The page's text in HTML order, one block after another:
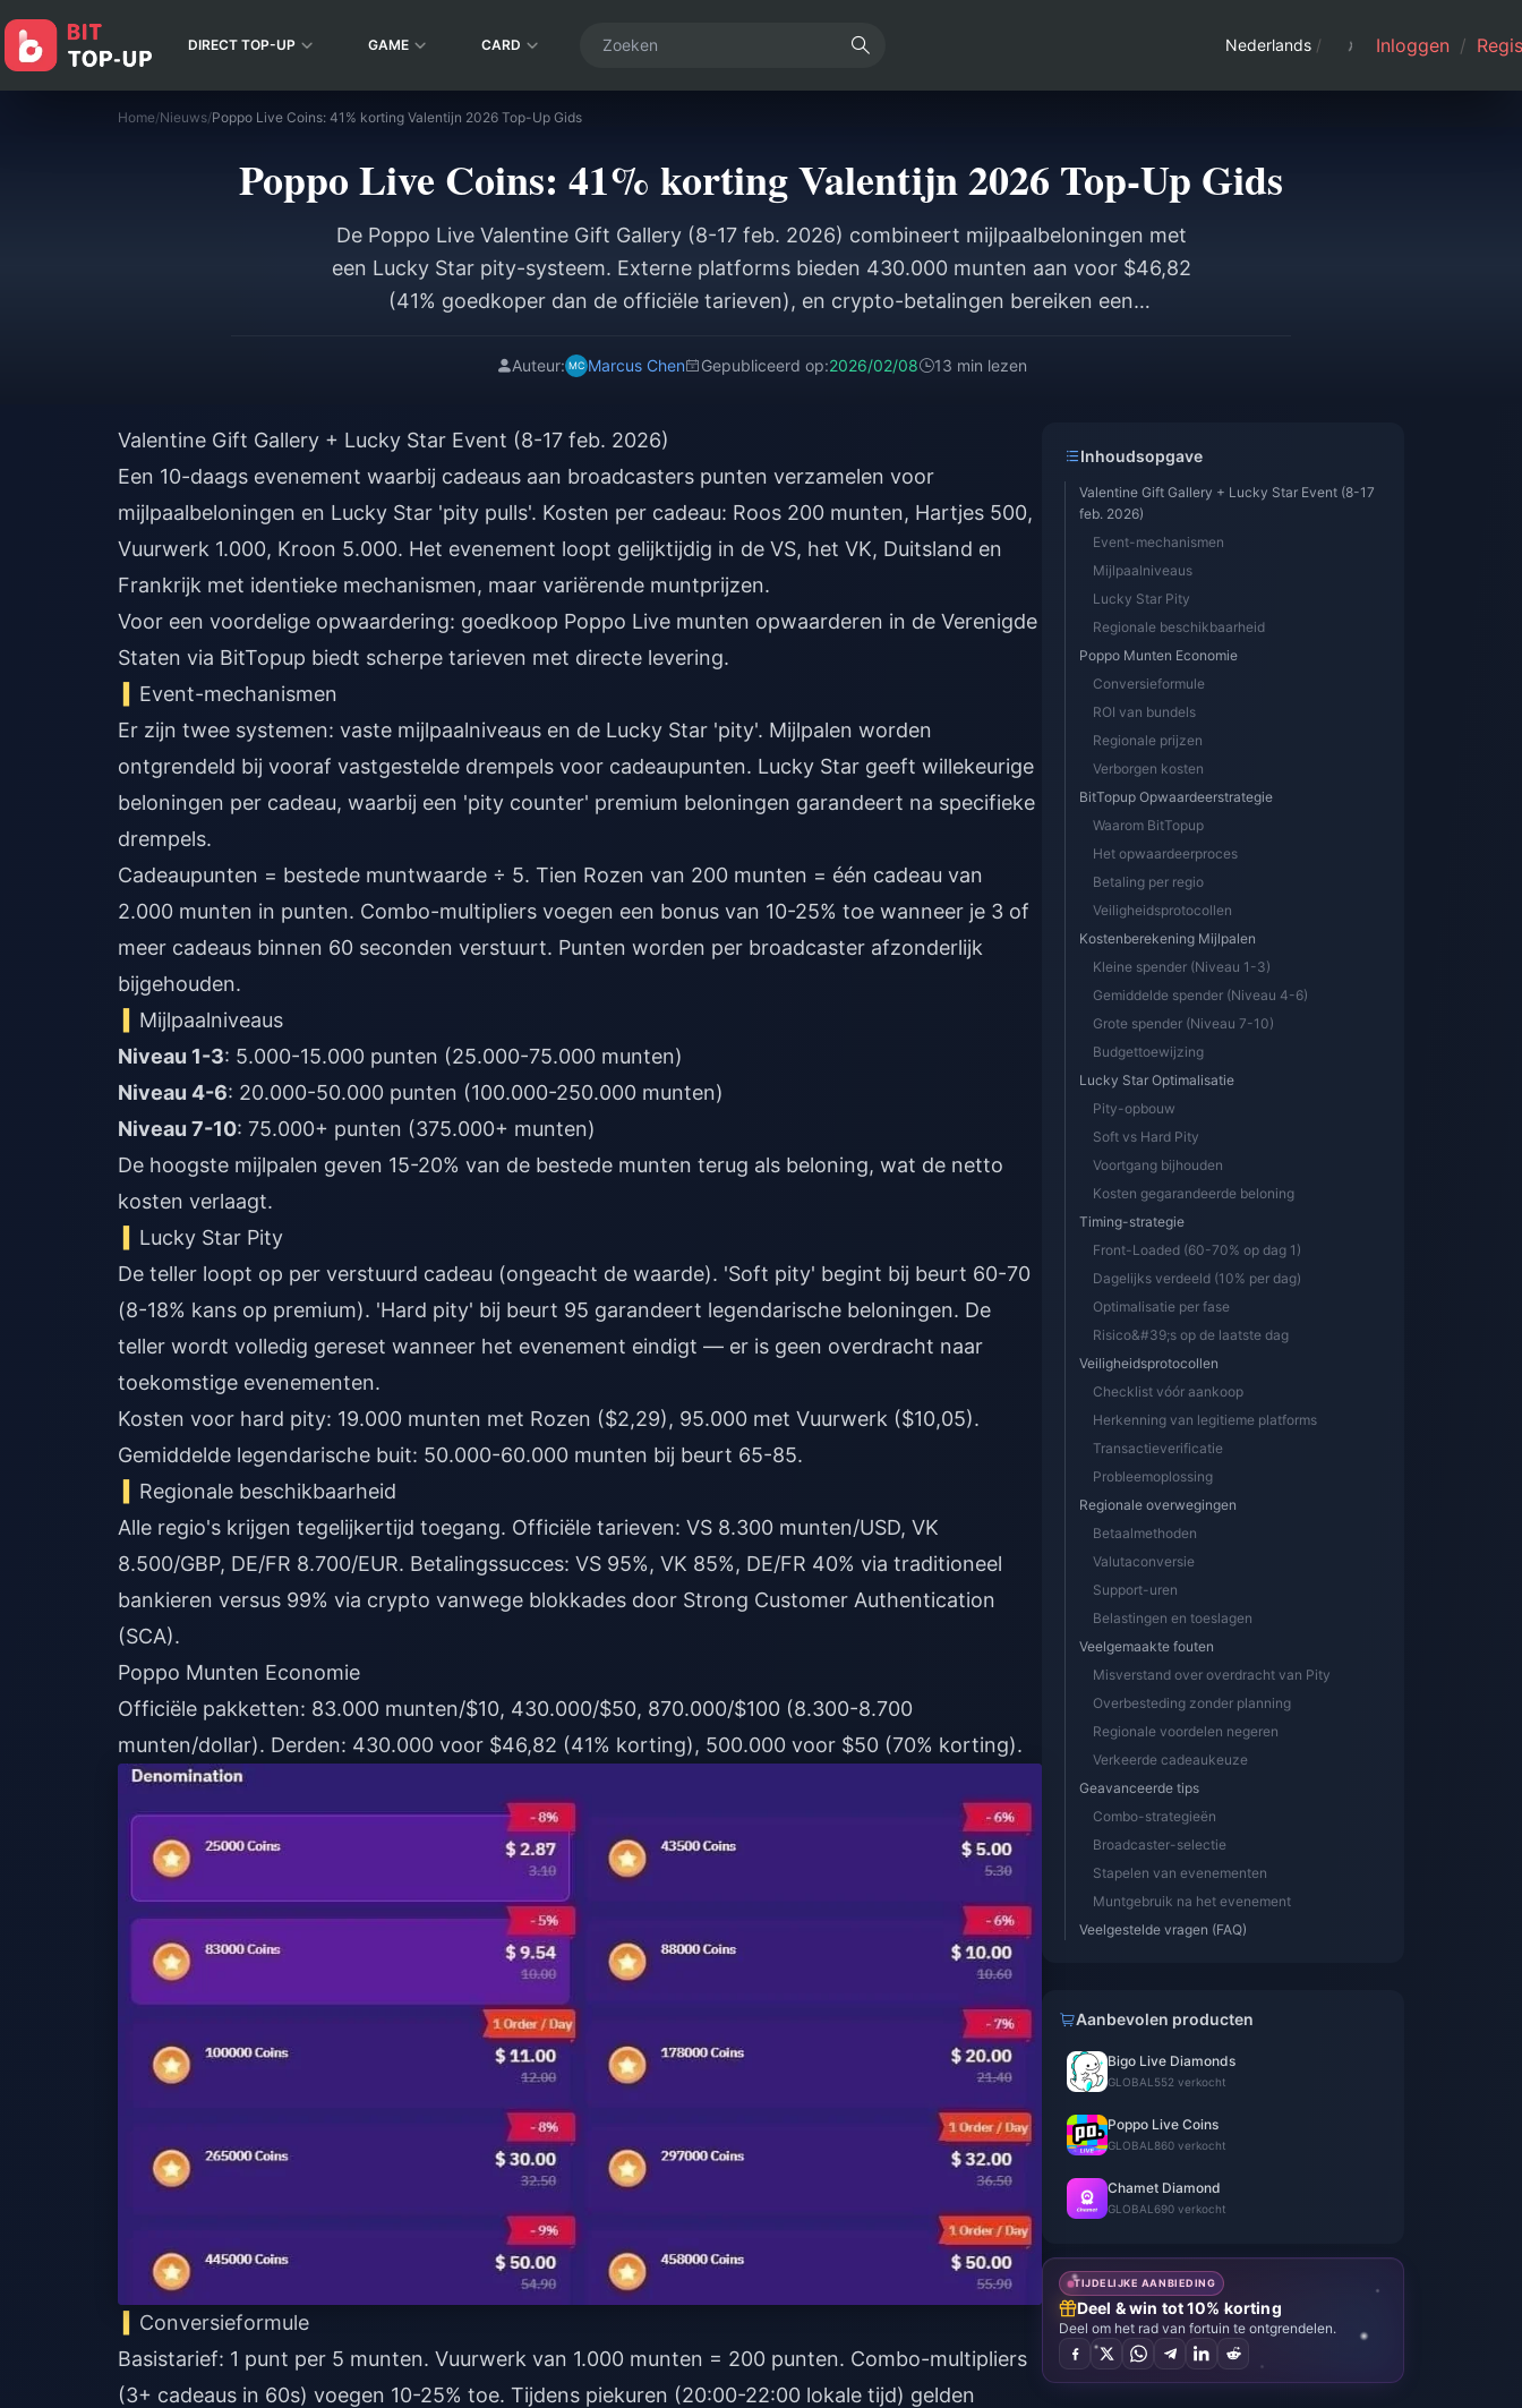
DIRECT TOP-UP GAME CARD Nederlands / Inloggen /
Home/Nieuws/Poppo Live Coins: 41% korting Valentijn 2026 Top-Up Gids
Poppo Live Coins: 41% korting Valentijn 2026 Top-Up Gids
De Poppo Live Valentine Gift Gallery (8-17 feb. 2026) combineert mijlpaalbeloningen met
een Lucky Star pity-systeem. Externe platforms bieden 430.000 munten aan voor $46,82
(41% goedkoper dan de officiële tarieven), en crypto-betalingen bereiken een
pity-optimalisatie en regionale prijzen om de waarde te maximaliseren en tegelijkertijd je
Auteur: Marcus Chen Gepubliceerd op:2026/02/08 13 min lezen
Valentine Gift Gallery + Lucky Star Event (8-17 feb. 2026)
Een 10-daags evenement waarbij cadeaus aan broadcasters punten verzamelen voor
mijlpaalbeloningen en Lucky Star 'pity pulls'. Kosten per cadeau: Roos 200 munten, Hartjes 500,
Vuurwerk 1.000, Kroon 5.000. Het evenement loopt gelijktijdig in de VS, het VK, Duitsland en
Frankrijk met identieke mechanismen, maar variërende muntprijzen.
Voor een voordelige opwaardering: goedkoop Poppo Live munten opwaarderen in de Verenigde
Staten via BitTopup biedt scherpe tarieven met directe levering.
Event-mechanismen
Er zijn twee systemen: vaste mijlpaalniveaus en de Lucky Star 'pity'. Mijlpalen worden
ontgrendeld bij vooraf vastgestelde drempels voor cadeaupunten. Lucky Star geeft willekeurige
beloningen per cadeau, waarbij een 'pity counter' premium beloningen garandeert na specifieke
drempels.
Cadeaupunten = bestede muntwaarde ÷ 5. Tien Rozen van 200 munten = één cadeau van
2.000 munten in punten. Combo-multipliers voegen een bonus van 10-25% toe wanneer je 3 of
meer cadeaus binnen 60 seconden verstuurt. Punten worden per broadcaster afzonderlijk
bijgehouden.
Mijlpaalniveaus
Niveau 1-3: 5.000-15.000 punten (25.000-75.000 munten)
Niveau 4-6: 20.000-50.000 punten (100.000-250.000 munten)
Niveau 7-10: 75.000+ punten (375.000+ munten)
De hoogste mijlpalen geven 15-20% van de bestede munten terug als beloning, wat de netto
kosten verlaagt.
Lucky Star Pity
De teller loopt op per verstuurd cadeau (ongeacht de waarde). 'Soft pity' begint bij beurt 60-70
(8-18% kans op premium). 'Hard pity' bij beurt 95 garandeert legendarische beloningen. De
teller wordt volledig gereset wanneer het evenement eindigt — er is geen overdracht naar
toekomstige evenementen.
Kosten voor hard pity: 19.000 munten met Rozen ($2,29), 95.000 met Vuurwerk ($10,05).
Gemiddelde legendarische buit: 50.000-60.000 munten bij beurt 65-85.
Regionale beschikbaarheid
Alle regio's krijgen tegelijkertijd toegang. Officiële tarieven: VS 8.300 munten/USD, VK
8.500/GBP, DE/FR 8.700/EUR. Betalingssucces: VS 95%, VK 85%, DE/FR 40% via traditioneel
bankieren versus 99% via crypto vanwege blokkades door Strong Customer Authentication
(SCA).
Poppo Munten Economie
Officiële pakketten: 83.000 munten/$10, 430.000/$50, 870.000/$100 (8.300-8.700
munten/dollar). Derden: 430.000 voor $46,82 (41% korting), 500.000 voor $50 (70% korting).
Conversieformule
Basistarief: 1 punt per 5 munten. Vuurwerk van 1.000 munten = 200 punten. Combo-multipliers
(3+ cadeaus in 60s) voegen 10-25% toe. Tijdens piekuren (20:00-22:00 lokale tijd) gelden
Inhoudsopgave
Valentine Gift Gallery + Lucky Star Event (8-17
feb. 2026)
Event-mechanismen
Mijlpaalniveaus
Lucky Star Pity
Regionale beschikbaarheid
Poppo Munten Economie
Conversieformule
ROI van bundels
Regionale prijzen
Verborgen kosten
BitTopup Opwaardeerstrategie
Waarom BitTopup
Het opwaardeerproces
Betaling per regio
Veiligheidsprotocollen
Kostenberekening Mijlpalen
Kleine spender (Niveau 1-3)
Gemiddelde spender (Niveau 4-6)
Grote spender (Niveau 7-10)
Budgettoewijzing
Lucky Star Optimalisatie
Pity-opbouw
Soft vs Hard Pity
Voortgang bijhouden
Kosten gegarandeerde beloning
Timing-strategie
Front-Loaded (60-70% op dag 1)
Dagelijks verdeeld (10% per dag)
Optimalisatie per fase
Risico&#39;s op de laatste dag
Veiligheidsprotocollen
Checklist vóór aankoop
Herkenning van legitieme platforms
Transactieverificatie
Probleemoplossing
Regionale overwegingen
Betaalmethoden
Valutaconversie
Support-uren
Belastingen en toeslagen
Veelgemaakte fouten
Misverstand over overdracht van Pity
Overbesteding zonder planning
Regionale voordelen negeren
Verkeerde cadeaukeuze
Geavanceerde tips
Combo-strategieën
Broadcaster-selectie
Stapelen van evenementen
Muntgebruik na het evenement
Veelgestelde vragen (FAQ)
Aanbevolen producten
Bigo Live Diamonds
GLOBAL 552 verkocht
Poppo Live Coins
GLOBAL 860 verkocht
Chamet Diamond
GLOBAL 690 verkocht
TIJDELIJKE AANBIEDING
Deel & win tot 10% korting
Deel om het rad van fortuin te ontgrendelen.